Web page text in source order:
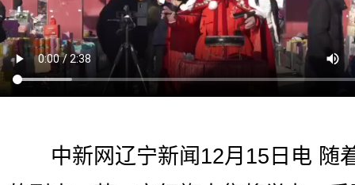
中新网辽宁新闻12月15日电 随